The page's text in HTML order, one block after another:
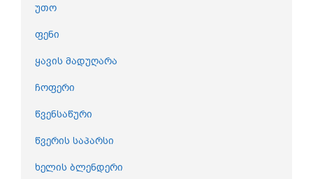
უთო
ფენი
ყავის მადუღარა
ჩოფერი
წვენსაწური
წვერის საპარსი
ხელის ბლენდერი